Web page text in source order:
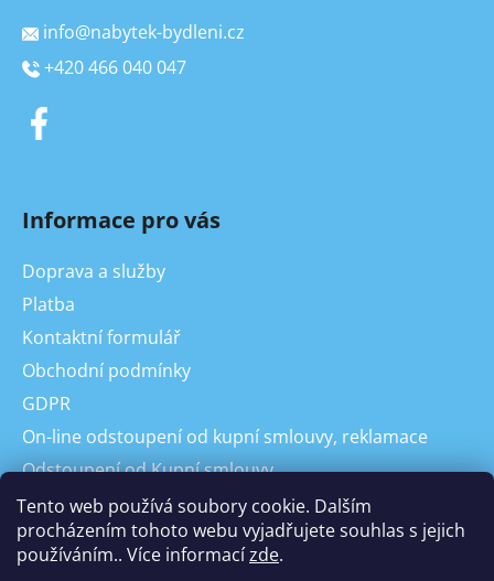
Tento web používá soubory cookie. Dalším
procházením tohoto webu vyjadřujete souhlas s jejich
používáním.. Více informacízde.
info@nabytek-bydleni.cz
+420 466 040 047
Informace pro vás
Doprava a služby
Platba
Kontaktní formulář
Obchodní podmínky
GDPR
On-line odstoupení od kupní smlouvy, reklamace
Odstoupení od Kupní smlouvy
Reklamace